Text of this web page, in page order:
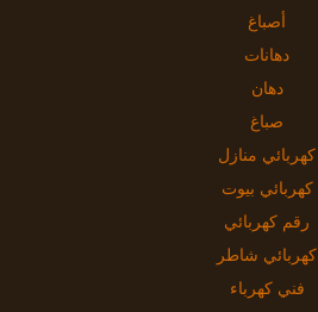
أصباغ
دهانات
دهان
صباغ
كهربائي منازل
كهربائي بيوت
رقم كهربائي
كهربائي شاطر
فني كهرباء